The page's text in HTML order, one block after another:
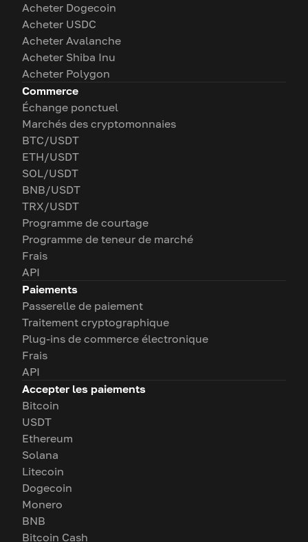
Acheter Dogecoin
Acheter USDC
Acheter Avalanche
Acheter Shiba Inu
Acheter Polygon
Commerce
Échange ponctuel
Marchés des cryptomonnaies
BTC/USDT
ETH/USDT
SOL/USDT
BNB/USDT
TRX/USDT
Programme de courtage
Programme de teneur de marché
Frais
API
Paiements
Passerelle de paiement
Traitement cryptographique
Plug-ins de commerce électronique
Frais
API
Accepter les paiements
Bitcoin
USDT
Ethereum
Solana
Litecoin
Dogecoin
Monero
BNB
Bitcoin Cash